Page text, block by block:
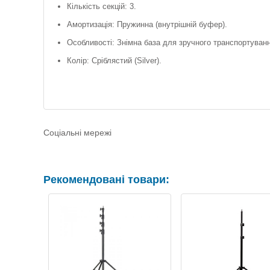
Кількість секцій: 3.
Амортизація: Пружинна (внутрішній буфер).
Особливості: Знімна база для зручного
Колір: Сріблястий (Silver).
Соціальні мережі
Рекомендовані товари: